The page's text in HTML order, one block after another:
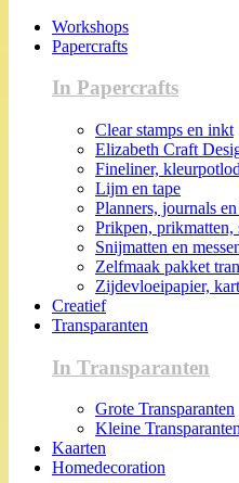
Workshops
Papercrafts
In Papercrafts
Clear stamps en inkt
Elizabeth Craft
Fineliner,
Lijm en tape
Planners, journals
Prikpen, prikmatten,
Snijmatten en
Zelfmaak pakket
Zijdevloeipapier,
Creatief
Transparanten
In Transparanten
Grote Transparanten
Kleine
Kaarten
Homedecoration